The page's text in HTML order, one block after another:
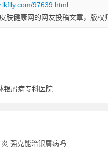
97639.html
肤健康网的网友投稿文章，版权
银屑病专科医院
强克能治银屑病吗